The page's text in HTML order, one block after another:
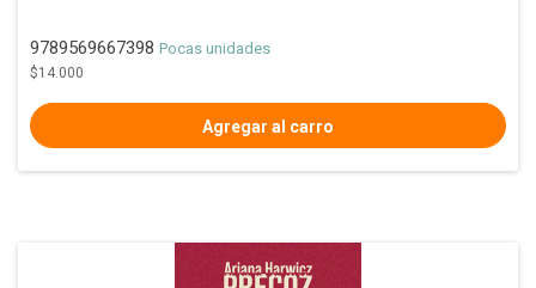
9789569667398 Pocas unidades
$14.000